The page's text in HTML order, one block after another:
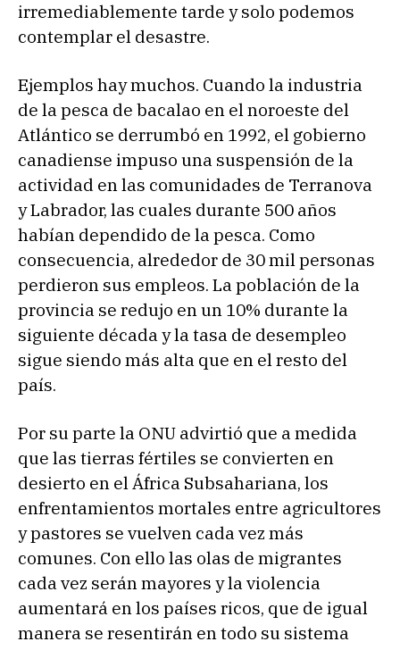
irremediablemente tarde y solo podemos
contemplar el desastre.
Ejemplos hay muchos. Cuando la industria
de la pesca de bacalao en el noroeste del
Atlántico se derrumbó en 1992, el gobierno
canadiense impuso una suspensión de la
actividad en las comunidades de Terranova
y Labrador, las cuales durante 500 años
habían dependido de la pesca. Como
consecuencia, alrededor de 30 mil personas
perdieron sus empleos. La población de la
provincia se redujo en un 10% durante la
siguiente década y la tasa de desempleo
sigue siendo más alta que en el resto del
país.
Por su parte la ONU advirtió que a medida
que las tierras fértiles se convierten en
desierto en el África Subsahariana, los
enfrentamientos mortales entre agricultores
y pastores se vuelven cada vez más
comunes. Con ello las olas de migrantes
cada vez serán mayores y la violencia
aumentará en los países ricos, que de igual
manera se resentirán en todo su sistema